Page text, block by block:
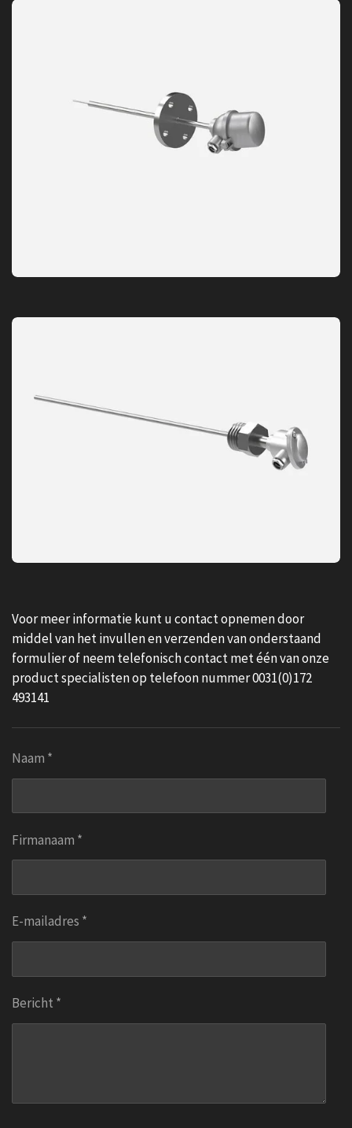
Voor meer informatie kunt u contact opnemen door
middel van het invullen en verzenden van onderstaand
formulier of neem telefonisch contact met één van onze
product specialisten op telefoon nummer 0031(0)172
493141
Naam *
Firmanaam *
E-mailadres *
Bericht *